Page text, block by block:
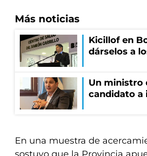
Más noticias
Kicillof en
dárselos a
Un ministro
candidato a
En una muestra de